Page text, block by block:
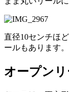
直径10センチほ
ールもあります。
オープン